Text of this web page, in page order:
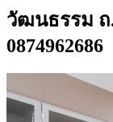
วัฒนธรรม ถ
0874962686